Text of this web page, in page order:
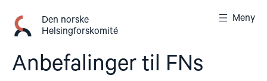
innhold
Den norske
Helsingforskomité
Meny
Anbefalinger til FNs